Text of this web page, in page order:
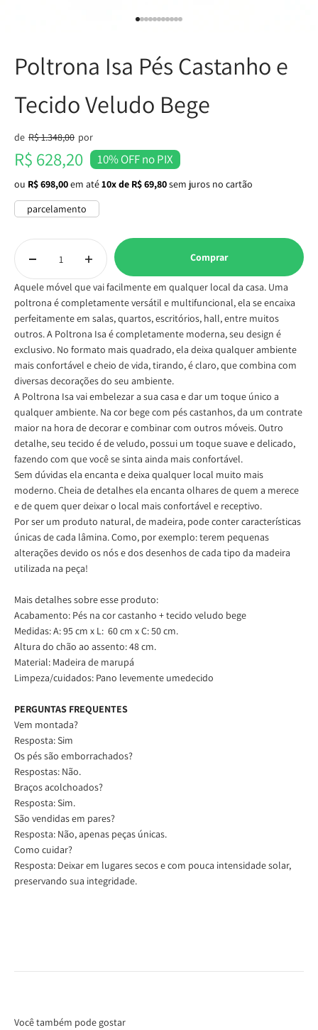
Poltrona Isa Pés Castanho e
Tecido Veludo Bege
Preço normal
de R$ 1.348,00 por
Preço promocional
R$ 628,20 10% OFF no PIX
ou R$ 698,00em até10x de R$ 69,80sem juros no cartão
parcelamento
Comprar
Aquele móvel que vai facilmente em qualquer local da casa. Uma
poltrona é completamente versátil e multifuncional, ela se encaixa
perfeitamente em salas, quartos, escritórios, hall, entre muitos
outros. A Poltrona Isa é completamente moderna, seu design é
exclusivo. No formato mais quadrado, ela deixa qualquer ambiente
mais confortável e cheio de vida, tirando, é claro, que combina com
diversas decorações do seu ambiente.
A Poltrona Isa vai embelezar a sua casa e dar um toque único a
qualquer ambiente. Na cor bege com pés castanhos, da um contrate
maior na hora de decorar e combinar com outros móveis. Outro
detalhe, seu tecido é de veludo, possui um toque suave e delicado,
fazendo com que você se sinta ainda mais confortável.
Sem dúvidas ela encanta e deixa qualquer local muito mais
moderno. Cheia de detalhes ela encanta olhares de quem a merece
e de quem quer deixar o local mais confortável e receptivo.
Por ser um produto natural, de madeira, pode conter características
únicas de cada lâmina. Como, por exemplo: terem pequenas
alterações devido os nós e dos desenhos de cada tipo da madeira
utilizada na peça!
Mais detalhes sobre esse produto:
Acabamento: Pés na cor castanho + tecido veludo bege
Medidas: A: 95 cm x L: 60 cm x C: 50 cm.
Altura do chão ao assento: 48 cm.
Material: Madeira de marupá
Limpeza/cuidados: Pano levemente umedecido
PERGUNTAS FREQUENTES
Vem montada?
Resposta: Sim
Os pés são emborrachados?
Respostas: Não.
Braços acolchoados?
Resposta: Sim.
São vendidas em pares?
Resposta: Não, apenas peças únicas.
Como cuidar?
Resposta: Deixar em lugares secos e com pouca intensidade solar,
preservando sua integridade.
Você também pode gostar